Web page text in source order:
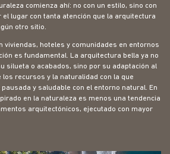
comienza ahí: no con un estilo, sino con
lugar con tanta atención que la arquitectura
otro sitio.
viviendas, hoteles y comunidades en entornos
es fundamental. La arquitectura bella ya no
silueta o acabados, sino por su adaptación al
los recursos y la naturalidad con la que
y saludable con el entorno natural. En
en la naturaleza es menos una tendencia
arquitectónicos, ejecutado con mayor